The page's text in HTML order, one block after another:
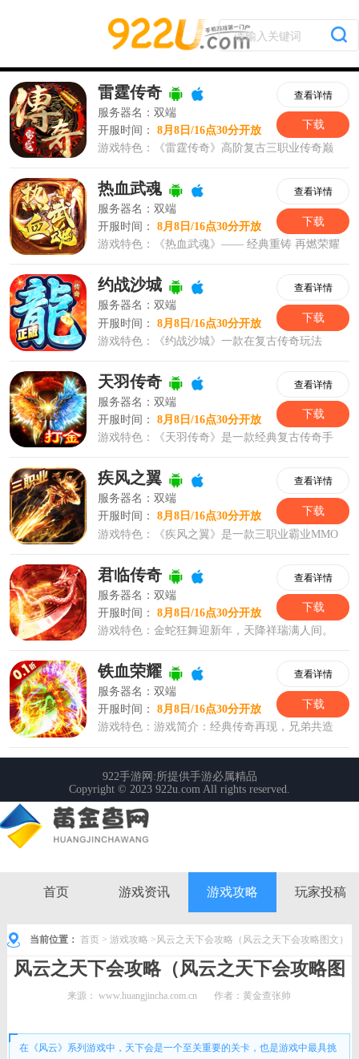
首页 游戏资讯 游戏攻略 玩家投稿
当前位置： 首页 > 游戏攻略 >风云之天下会攻略（风云之天下会攻略图文）
风云之天下会攻略（风云之天下会攻略图
文）
来源：www.huangjincha.com.cn 作者：黄金查张帅
在《风云》系列游戏中，天下会是一个至关重要的关卡，也是游戏中最具挑